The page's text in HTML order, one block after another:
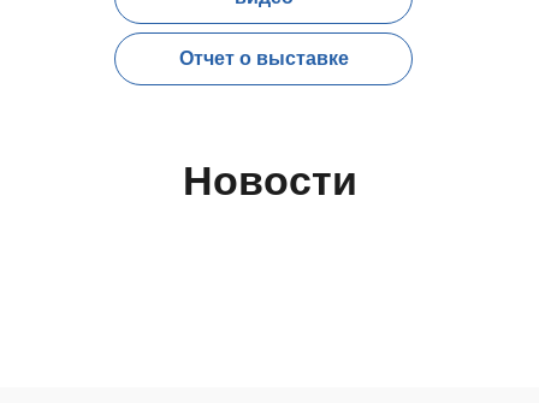
Отчет о выставке
Новости